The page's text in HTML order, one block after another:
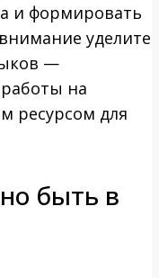
и формировать
уделите
—
на
ресурсом для
быть в